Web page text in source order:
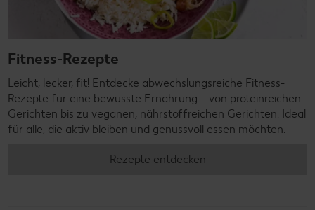
Fitness-Rezepte
Leicht, lecker, fit! Entdecke abwechslungsreiche Fitness-
Rezepte für eine bewusste Ernährung – von proteinreichen
Gerichten bis zu veganen, nährstoffreichen Gerichten. Ideal
für alle, die aktiv bleiben und genussvoll essen möchten.
Rezepte entdecken